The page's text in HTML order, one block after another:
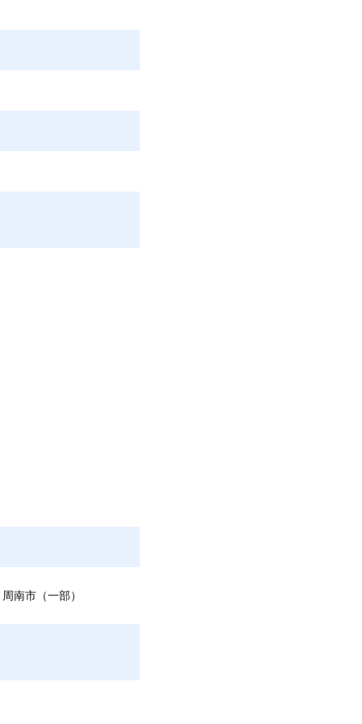
南市（一部）